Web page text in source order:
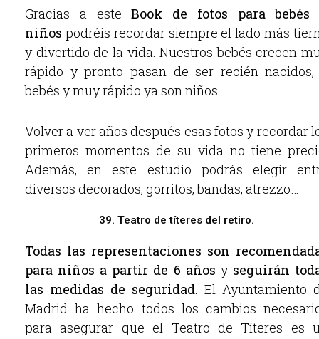
Gracias a esteBook de fotos para bebés
niños podréis recordar siempre el lado más
y divertido de la vida. Nuestros bebés crecen
rápido y pronto pasan de ser recién nacidos,
bebés y muy rápido ya son niños.
Volver a ver años después esas fotos y recordar
primeros momentos de su vida no tiene
Además, en este estudio podrás elegir
diversos decorados, gorritos, bandas, atrezzo…
39. Teatro de títeres del retiro.
Todas las representaciones son
para niños a partir de 6 años y seguirán
las medidas de seguridad. El Ayuntamiento
Madrid ha hecho todos los cambios
para asegurar que el Teatro de Títeres es